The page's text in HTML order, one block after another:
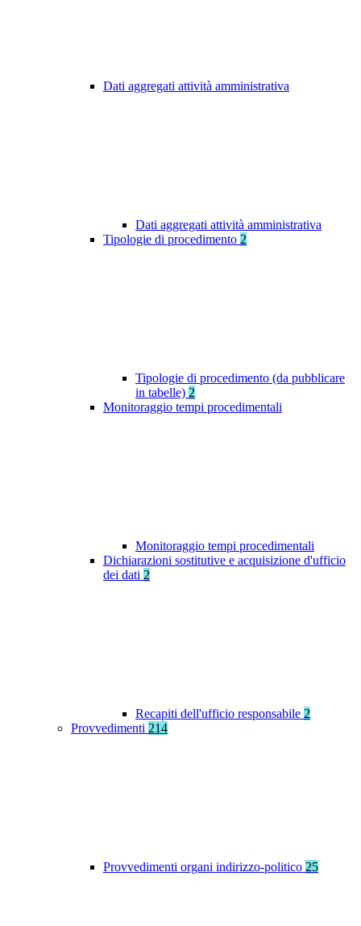
Dati aggregati attività amministrativa
Dati aggregati attività amministrativa
Tipologie di procedimento 2
Tipologie di procedimento (da pubblicare
in tabelle) 2
Monitoraggio tempi procedimentali
Monitoraggio tempi procedimentali
Dichiarazioni sostitutive e acquisizione d'ufficio
dei dati 2
Recapiti dell'ufficio responsabile 2
Provvedimenti 214
Provvedimenti organi indirizzo-politico 25